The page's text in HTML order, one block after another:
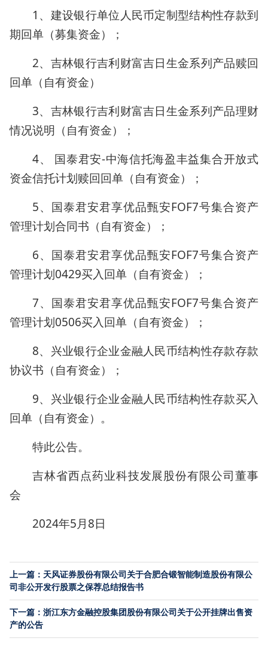
1、建设银行单位人民币定制型结构性存款到
期回单（募集资金）；
2、吉林银行吉利财富吉日生金系列产品赎回
回单（自有资金）
3、吉林银行吉利财富吉日生金系列产品理财
情况说明（自有资金）；
4、 国泰君安-中海信托海盈丰益集合开放式
资金信托计划赎回回单（自有资金）；
5、国泰君安君享优品甄安FOF7号集合资产
管理计划合同书（自有资金）；
6、国泰君安君享优品甄安FOF7号集合资产
管理计划0429买入回单（自有资金）；
7、国泰君安君享优品甄安FOF7号集合资产
管理计划0506买入回单（自有资金）；
8、兴业银行企业金融人民币结构性存款存款
协议书（自有资金）；
9、兴业银行企业金融人民币结构性存款买入
回单（自有资金）。
特此公告。
吉林省西点药业科技发展股份有限公司董事
会
2024年5月8日
上一篇：天风证券股份有限公司关于合肥合锻智能制造股份有限公
司非公开发行股票之保荐总结报告书
下一篇：浙江东方金融控股集团股份有限公司关于公开挂牌出售资
产的公告